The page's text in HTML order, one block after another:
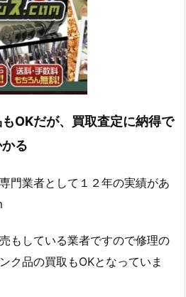
OKだが、買取査定に納得で
る
門業者として１２年の実績があ
もしている業者ですので修理の
ク品の買取もOKとなっていま